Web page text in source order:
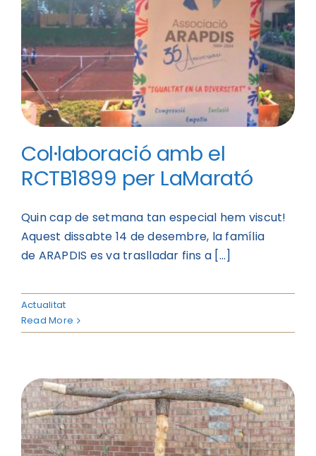
Col·laboració amb el
RCTB1899 per LaMarató
Quin cap de setmana tan especial hem viscut!
Aquest dissabte 14 de desembre, la família
de ARAPDIS es va traslladar fins a [...]
Actualitat
Read More